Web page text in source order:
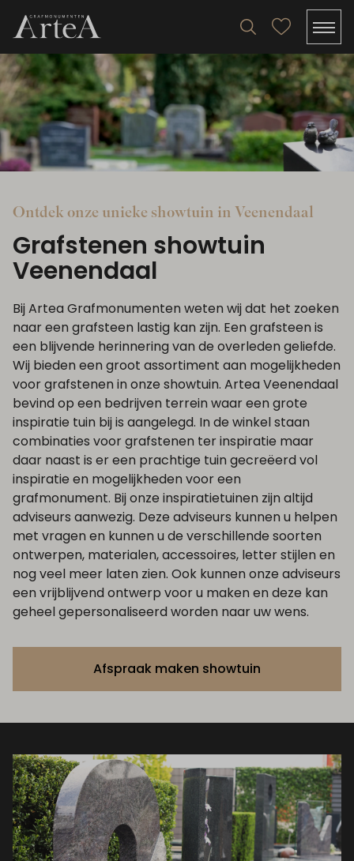
Ontdek onze unieke showtuin in Veenendaal
Grafstenen showtuin
Veenendaal
Bij Artea Grafmonumenten weten wij dat het zoeken
naar een grafsteen lastig kan zijn. Een grafsteen is
een blijvende herinnering van de overleden geliefde.
Wij bieden een groot assortiment aan mogelijkheden
voor grafstenen in onze showtuin. Artea Veenendaal
bevind op een bedrijven terrein waar een grote
inspiratie tuin bij is aangelegd. In de winkel staan
combinaties voor grafstenen ter inspiratie maar
daar naast is er een prachtige tuin gecreëerd vol
inspiratie en mogelijkheden voor een
grafmonument. Bij onze inspiratietuinen zijn altijd
adviseurs aanwezig. Deze adviseurs kunnen u helpen
met vragen en kunnen u de verschillende soorten
ontwerpen, materialen, accessoires, letter stijlen en
nog veel meer laten zien. Ook kunnen onze adviseurs
een vrijblijvend ontwerp voor u maken en deze kan
geheel gepersonaliseerd worden naar uw wens.
Afspraak maken showtuin